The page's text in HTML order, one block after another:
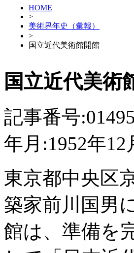
HOME
>
美術界年史（彙報）
>
国立近代美術館開館
国立近代美術
記事番号:01495
年月:1952年12
東京都中央区
築家前川国男
館は、準備を